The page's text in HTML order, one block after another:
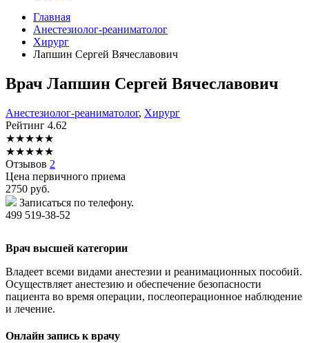
Главная
Анестезиолог-реаниматолог
Хирург
Лапшин Сергей Вячеславович
Врач Лапшин Сергей Вячеславович
Анестезиолог-реаниматолог, Хирург
Рейтинг 4.62
★★★★★
★★★★★
Отзывов 2
Цена первичного приема
2750 руб.
Записаться по телефону.
499 519-38-52
Врач высшей категории
Владеет всеми видами анестезии и реанимационных пособий.
Осуществляет анестезию и обеспечение безопасности
пациента во время операции, послеоперационное наблюдение
и лечение.
Онлайн запись к врачу